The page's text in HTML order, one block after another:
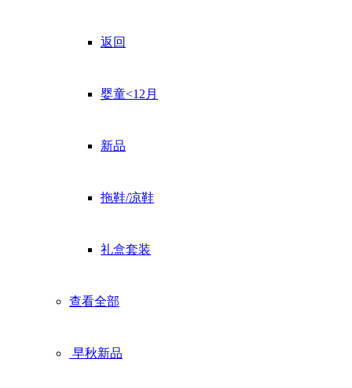
返回
婴童<12月
新品
拖鞋/凉鞋
礼盒套装
查看全部
早秋新品